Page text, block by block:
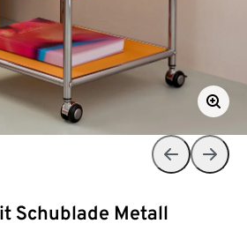
Schublade Metall